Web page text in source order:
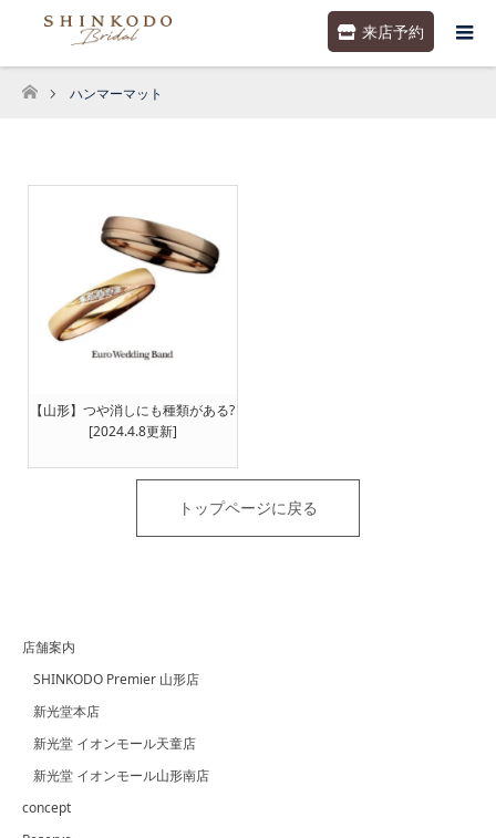
来店予約
ホーム
ハンマーマット
【山形】つや消しにも種類がある?
[2024.4.8更新]
トップページに戻る
店舗案内
SHINKODO Premier 山形店
新光堂本店
新光堂 イオンモール天童店
新光堂 イオンモール山形南店
concept